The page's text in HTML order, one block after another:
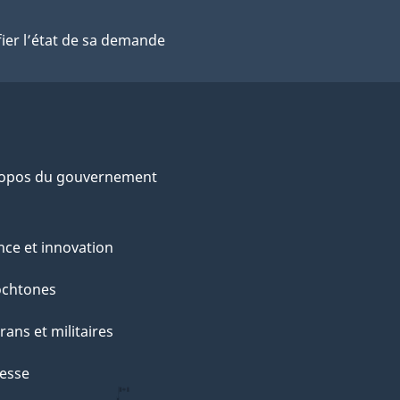
l’état de sa demande
du gouvernement
et innovation
et militaires